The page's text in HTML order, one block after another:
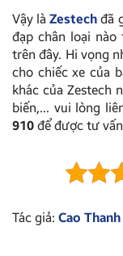
Vậy làZestech đã
đạp chân loại
trên đây. Hi vọng
cho chiếc xe của
khác của Zestech
biến,… vui lòng
910 để được tư
Tác giả: Cao